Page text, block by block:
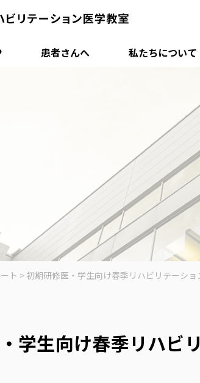
患者さんへ 私たちについて
ト > 初期研修医・学生向け春季リハビリテーショ
学生向け春季リハビ